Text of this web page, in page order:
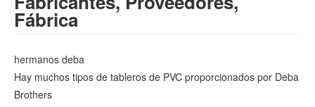
Fábrica
hermanos deba
Hay muchos tipos de tableros de PVC proporcionados por Deba
Brothers